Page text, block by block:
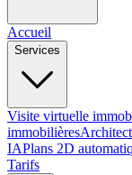
Accueil
Services
Visite virtuelle
immobilières
IAPlans 2D
Tarifs